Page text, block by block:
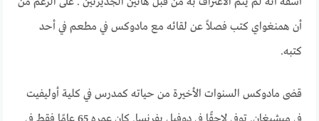
أن همنغواي كتب فصلاً عن لقائه مع مادوكس في مطعم في أحد
كتبه.
قضى مادوكس السنوات الأخيرة من حياته كمدرس في كلية أوليفيت